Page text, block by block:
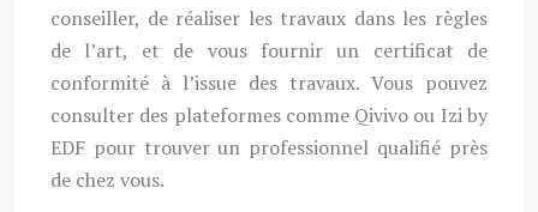
conseiller, de réaliser les travaux dans les règles
de l’art, et de vous fournir un certificat de
conformité à l’issue des travaux. Vous pouvez
consulter des plateformes comme Qivivo ou Izi by
EDF pour trouver un professionnel qualifié près
de chez vous.